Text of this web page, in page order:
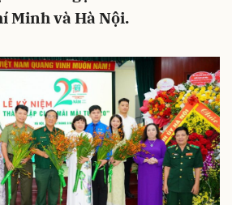
Minh và Hà Nội.